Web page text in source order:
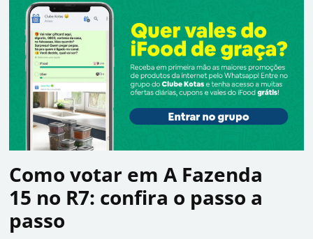
Como votar em A Fazenda
15 no R7: confira o passo a
passo